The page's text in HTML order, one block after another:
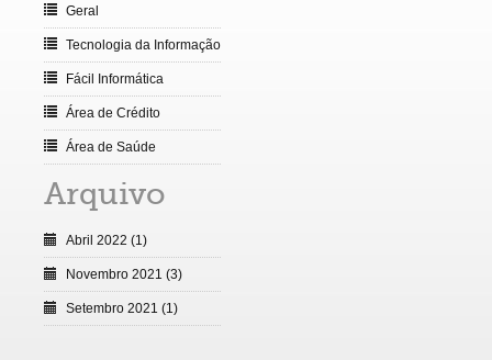
Geral
Tecnologia da Informação
Fácil Informática
Área de Crédito
Área de Saúde
Arquivo
Abril 2022 (1)
Novembro 2021 (3)
Setembro 2021 (1)